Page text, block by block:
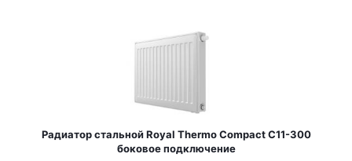
Радиатор стальной Royal Thermo Compact C11-300
боковое подключение